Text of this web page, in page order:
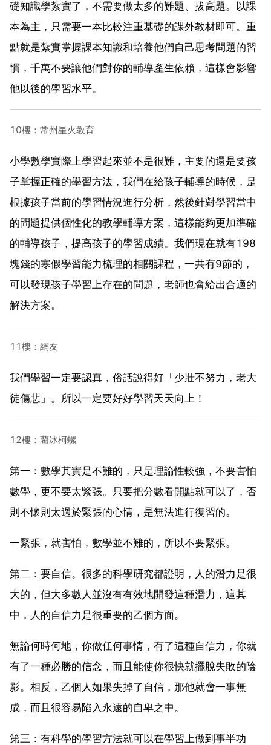
礎知識學紮實了，不需要做太多的難題、拔高題。以課
本為主，只需要一本比較注重基礎的課外教材即可。重
點就是紮實掌握課本知識和培養他們自己思考問題的習
慣，千萬不要讓他們對你的輔導產生依賴，這樣會影響
他以後的學習水平。
10樓：常州星火教育
小學數學實際上學習起來並不是很難，主要的還是要孩
子掌握正確的學習方法，我們在給孩子輔導的時候，是
根據孩子當前的學習情況進行分析，然後針對學習當中
的問題提供個性化的教學輔導方案，這樣能夠更加準確
的輔導孩子，提高孩子的學習成績。我們現在就有198
塊錢的寒假學習能力梳理的相關課程，一共有9節的，
可以發現孩子學習上存在的問題，老師也會給出合適的
解決方案。
11樓：網友
我們學習一定要認真，俗話說得好「少壯不努力，老大
徒傷悲」。所以一定要好好學習天天向上！
12樓：藺冰柯螺
第一：數學其實是不難的，只是理論性較強，不要害怕
數學，更不要太緊張。只要把分數看開點就可以了，否
則不懷則太過於緊張的心情，是無法進行復習的。
一緊張，就害怕，數學並不難的，所以不要緊張。
第二：要自信。很多的科學研究都證明，人的潛力是很
大的，但大多數人並沒有有效地開發這種潛力，這其
中，人的自信力是很重要的乙個方面。
無論何時何地，你做任何事情，有了這種自信力，你就
有了一種必勝的信念，而且能使你很快就擺脫失敗的陰
影。相反，乙個人如果失掉了自信，那他就會一事無
成，而且很容易陷入永遠的自卑之中。
第三：有科學的學習方法就可以在學習上做到事半功